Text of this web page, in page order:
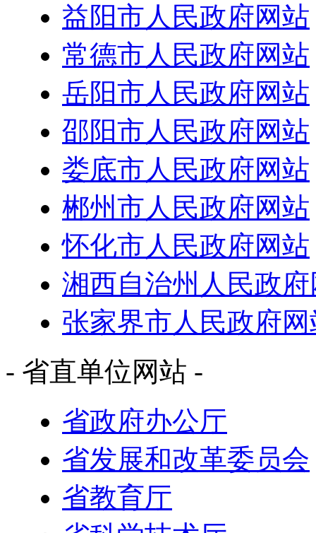
益阳市人民政府网站
常德市人民政府网站
岳阳市人民政府网站
邵阳市人民政府网站
娄底市人民政府网站
郴州市人民政府网站
怀化市人民政府网站
湘西自治州人民政
张家界市人民政府网
- 省直单位网站 -
省政府办公厅
省发展和改革委员会
省教育厅